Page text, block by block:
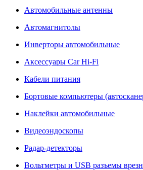
Автомобильные антенны
Автомагнитолы
Инверторы автомобильные
Аксессуары Car Hi-Fi
Кабели питания
Бортовые компьютеры
Наклейки автомобильные
Видеоэндоскопы
Радар-детекторы
Вольтметры и USB разъемы